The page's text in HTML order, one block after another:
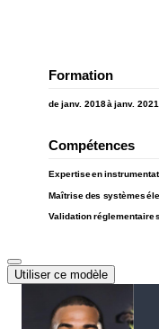
Utiliser ce modèle